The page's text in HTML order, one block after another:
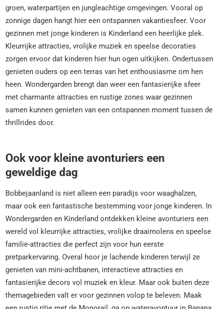
groen, waterpartijen en jungleachtige omgevingen. Vooral op
zonnige dagen hangt hier een ontspannen vakantiesfeer. Voor
gezinnen met jonge kinderen is Kinderland een heerlijke plek.
Kleurrijke attracties, vrolijke muziek en speelse decoraties
zorgen ervoor dat kinderen hier hun ogen uitkijken. Ondertussen
genieten ouders op een terras van het enthousiasme om hen
heen. Wondergarden brengt dan weer een fantasierijke sfeer
met charmante attracties en rustige zones waar gezinnen
samen kunnen genieten van een ontspannen moment tussen de
thrillrides door.
Ook voor kleine avonturiers een
geweldige dag
Bobbejaanland is niet alleen een paradijs voor waaghalzen,
maar ook een fantastische bestemming voor jonge kinderen. In
Wondergarden en Kinderland ontdekken kleine avonturiers een
wereld vol kleurrijke attracties, vrolijke draaimolens en speelse
familie-attracties die perfect zijn voor hun eerste
pretparkervaring. Overal hoor je lachende kinderen terwijl ze
genieten van mini-achtbanen, interactieve attracties en
fantasierijke decors vol muziek en kleur. Maar ook buiten deze
themagebieden valt er voor gezinnen volop te beleven. Maak